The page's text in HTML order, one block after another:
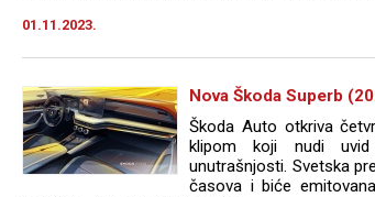
01.11.2023.
Nova Škoda Superb
Škoda Auto otkriva
klipom koji nudi
unutrašnjosti. Svetska
časova i biće